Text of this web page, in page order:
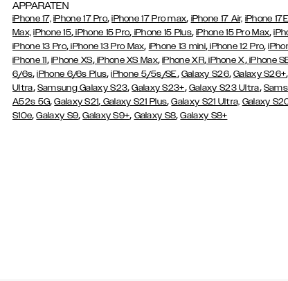
APPARATEN
iPhone 17, iPhone 17 Pro,iPhone 17 Pro max, iPhone 17 Air, iPhone 17E
Max, iPhone 15, iPhone 15 Pro, iPhone 15 Plus,iPhone 15 Pro Max,
iPhone 13 Pro, iPhone 13 Pro Max, iPhone 13 mini,iPhone 12 Pro,
iPhone 11, iPhone XS,iPhone XS Max,iPhone XR,iPhone X,iPhone
6/6s,iPhone 6/6s Plus,iPhone 5/5s/SE, Galaxy S26,Galaxy S26+,
Ultra, Samsung Galaxy S23,Galaxy S23+, Galaxy S23 Ultra,
A52s 5G,Galaxy S21, Galaxy S21 Plus,Galaxy S21 Ultra, Galaxy
S10e,Galaxy S9,Galaxy S9+, Galaxy S8,Galaxy S8+